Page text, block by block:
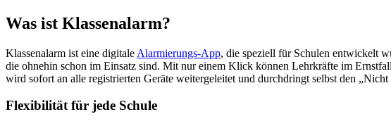
Was ist Klassenalarm?
Klassenalarm ist eine digitale Alarmierungs-App, die speziell für Schulen entwickelt
die ohnehin schon im Einsatz sind. Mit nur einem Klick können Lehrkräfte im
wird sofort an alle registrierten Geräte weitergeleitet und durchdringt selbst den
Flexibilität für jede Schule